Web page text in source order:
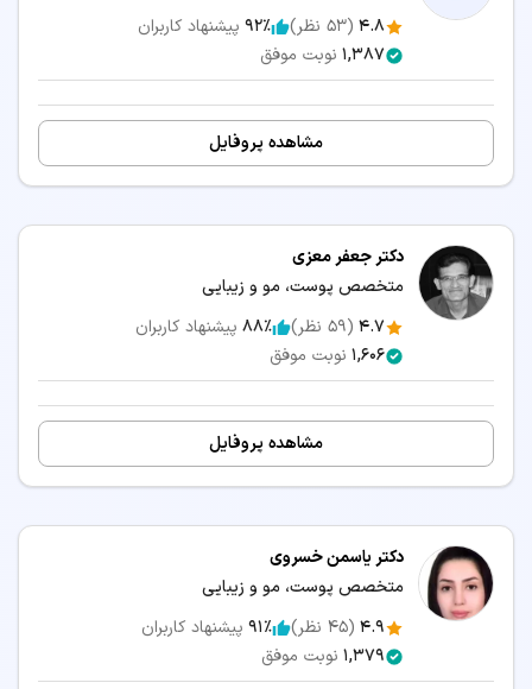
4.8
(
53 نظر) 92٪ پیشنهاد کاربران
1,387 نوبت موفق
مشاهده پروفایل
دکتر جعفر معزی
متخصص پوست، مو و زیبایی
4.7
(
59 نظر) 88٪ پیشنهاد کاربران
1,606 نوبت موفق
مشاهده پروفایل
دکتر یاسمن خسروی
متخصص پوست، مو و زیبایی
4.9
(
45 نظر) 91٪ پیشنهاد کاربران
1,379 نوبت موفق